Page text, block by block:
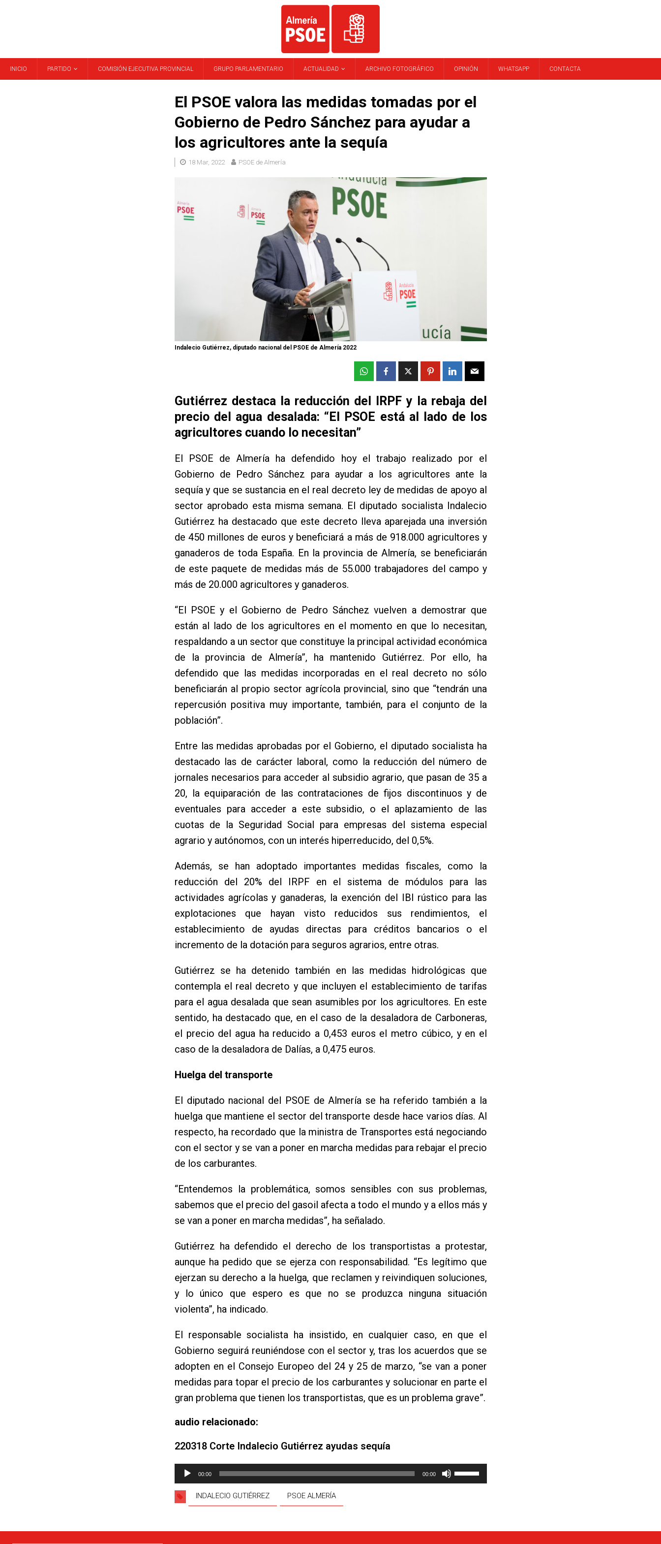
INICIO PARTIDO COMISIÓN EJECUTIVA PROVINCIAL GRUPO PARLAMENTARIO ACTUALIDAD ARCHIVO FOTOGRÁFICO OPINIÓN WHATSAPP CONTACTA
El PSOE valora las medidas tomadas por el
Gobierno de Pedro Sánchez para ayudar a
los agricultores ante la sequía
18 Mar, 2022 PSOE de Almería
Indalecio Gutiérrez, diputado nacional del PSOE de Almería 2022
Gutiérrez destaca la reducción del IRPF y la rebaja del
precio del agua desalada: “El PSOE está al lado de los
agricultores cuando lo necesitan”
El PSOE de Almería ha defendido hoy el trabajo realizado por el
Gobierno de Pedro Sánchez para ayudar a los agricultores ante la
sequía y que se sustancia en el real decreto ley de medidas de apoyo al
sector aprobado esta misma semana. El diputado socialista Indalecio
Gutiérrez ha destacado que este decreto lleva aparejada una inversión
de 450 millones de euros y beneficiará a más de 918.000 agricultores y
ganaderos de toda España. En la provincia de Almería, se beneficiarán
de este paquete de medidas más de 55.000 trabajadores del campo y
más de 20.000 agricultores y ganaderos.
“El PSOE y el Gobierno de Pedro Sánchez vuelven a demostrar que
están al lado de los agricultores en el momento en que lo necesitan,
respaldando a un sector que constituye la principal actividad económica
de la provincia de Almería”, ha mantenido Gutiérrez. Por ello, ha
defendido que las medidas incorporadas en el real decreto no sólo
beneficiarán al propio sector agrícola provincial, sino que “tendrán una
repercusión positiva muy importante, también, para el conjunto de la
población”.
Entre las medidas aprobadas por el Gobierno, el diputado socialista ha
destacado las de carácter laboral, como la reducción del número de
jornales necesarios para acceder al subsidio agrario, que pasan de 35 a
20, la equiparación de las contrataciones de fijos discontinuos y de
eventuales para acceder a este subsidio, o el aplazamiento de las
cuotas de la Seguridad Social para empresas del sistema especial
agrario y autónomos, con un interés hiperreducido, del 0,5%.
Además, se han adoptado importantes medidas fiscales, como la
reducción del 20% del IRPF en el sistema de módulos para las
actividades agrícolas y ganaderas, la exención del IBI rústico para las
explotaciones que hayan visto reducidos sus rendimientos, el
establecimiento de ayudas directas para créditos bancarios o el
incremento de la dotación para seguros agrarios, entre otras.
Gutiérrez se ha detenido también en las medidas hidrológicas que
contempla el real decreto y que incluyen el establecimiento de tarifas
para el agua desalada que sean asumibles por los agricultores. En este
sentido, ha destacado que, en el caso de la desaladora de Carboneras,
el precio del agua ha reducido a 0,453 euros el metro cúbico, y en el
caso de la desaladora de Dalías, a 0,475 euros.
Huelga del transporte
El diputado nacional del PSOE de Almería se ha referido también a la
huelga que mantiene el sector del transporte desde hace varios días. Al
respecto, ha recordado que la ministra de Transportes está negociando
con el sector y se van a poner en marcha medidas para rebajar el precio
de los carburantes.
“Entendemos la problemática, somos sensibles con sus problemas,
sabemos que el precio del gasoil afecta a todo el mundo y a ellos más y
se van a poner en marcha medidas”, ha señalado.
Gutiérrez ha defendido el derecho de los transportistas a protestar,
aunque ha pedido que se ejerza con responsabilidad. “Es legítimo que
ejerzan su derecho a la huelga, que reclamen y reivindiquen soluciones,
y lo único que espero es que no se produzca ninguna situación
violenta”, ha indicado.
El responsable socialista ha insistido, en cualquier caso, en que el
Gobierno seguirá reuniéndose con el sector y, tras los acuerdos que se
adopten en el Consejo Europeo del 24 y 25 de marzo, “se van a poner
medidas para topar el precio de los carburantes y solucionar en parte el
gran problema que tienen los transportistas, que es un problema grave”.
audio relacionado:
220318 Corte Indalecio Gutiérrez ayudas sequía
Reproductor
audio
00:00 00:00
para
INDALECIO GUTIÉRREZ PSOE ALMERÍA